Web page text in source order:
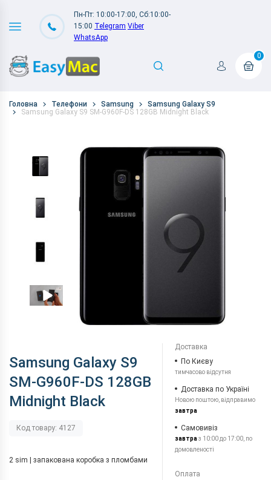
Пн-Пт: 10:00-17:00, Сб:10:00-
15:00 Telegram Viber
WhatsApp
0
Головна Телефони Samsung
Samsung Galaxy S9
Samsung Galaxy S9 SM-G960F-DS 128GB Midnight Black
Samsung Galaxy S9
SM-G960F-DS 128GB
Midnight Black
Код товару: 4127
2 sim | запакована коробка з пломбами
Доставка
По Києву
тимчасово відсутня
Доставка по Україні
Новою поштою, відправимо
завтра
Самовивіз
завтраз 10:00 до 17:00, по
домовленості
Оплата